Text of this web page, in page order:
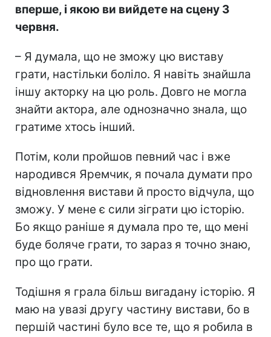
вперше, і якою ви вийдете на сцену 3
червня.
– Я думала, що не зможу цю виставу
грати, настільки боліло. Я навіть знайшла
іншу акторку на цю роль. Довго не могла
знайти актора, але однозначно знала, що
гратиме хтось інший.
Потім, коли пройшов певний час і вже
народився Яремчик, я почала думати про
відновлення вистави й просто відчула, що
зможу. У мене є сили зіграти цю історію.
Бо якщо раніше я думала про те, що мені
буде боляче грати, то зараз я точно знаю,
про що грати.
Тодішня я грала більш вигадану історію. Я
маю на увазі другу частину вистави, бо в
першій частині було все те, що я робила в